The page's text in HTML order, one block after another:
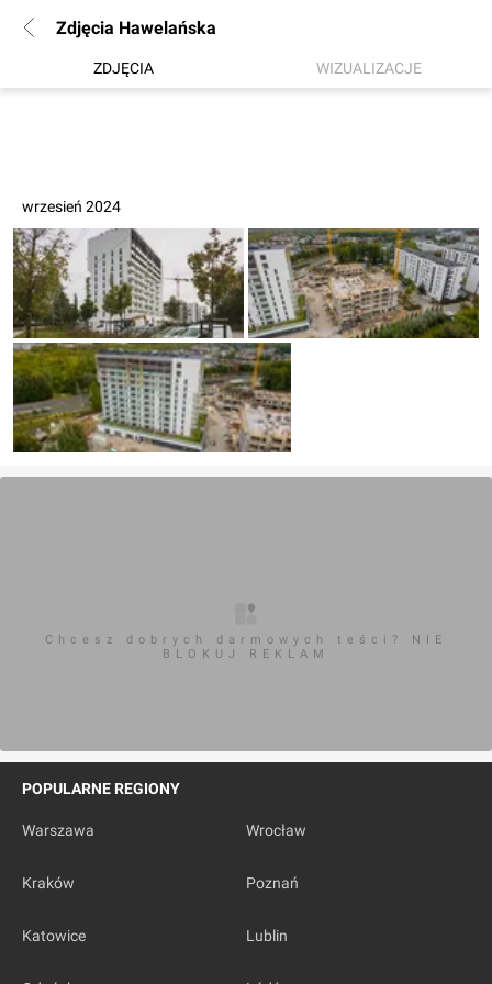
Zdjęcia Hawelańska
ZDJĘCIA WIZUALIZACJE
wrzesień 2024
Chcesz dobrych darmowych teści? NIE
BLOKUJ REKLAM
POPULARNE REGIONY
Warszawa Wrocław
Kraków Poznań
Katowice Lublin